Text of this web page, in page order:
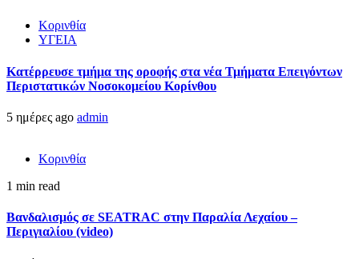
Κορινθία
ΥΓΕΙΑ
Kατέρρευσε τμήμα της οροφής στα νέα Τμήματα Επειγόντων
Περιστατικών Νοσοκομείου Κορίνθου
5 ημέρες ago admin
Κορινθία
1 min read
Βανδαλισμός σε SEATRAC στην Παραλία Λεχαίου –
Περιγιαλίου (video)